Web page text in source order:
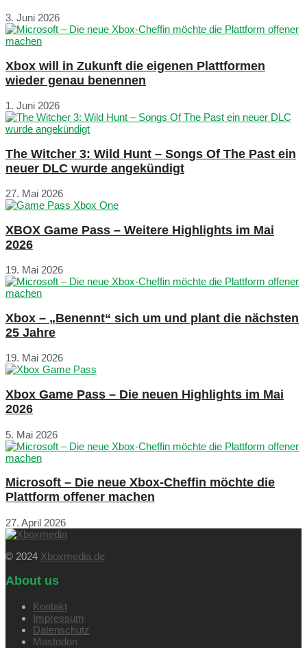
3. Juni 2026
Xbox will in Zukunft die eigenen Plattformen
wieder genau benennen
1. Juni 2026
The Witcher 3: Wild Hunt – Songs Of The Past ein
neuer DLC wurde angekündigt
27. Mai 2026
XBOX Game Pass – Weitere Highlights im Mai
2026
19. Mai 2026
Xbox – „Benennt“ sich um und plant die nächsten
25 Jahre
19. Mai 2026
Xbox Game Pass – Die neuen Highlights im Mai
2026
5. Mai 2026
Microsoft – Die neue Xbox-Cheffin möchte die
Plattform offener machen
27. April 2026
© 2024 Xboxmedia.de
About us
Kontakt
Impressum
Datenschutz
Mastodon